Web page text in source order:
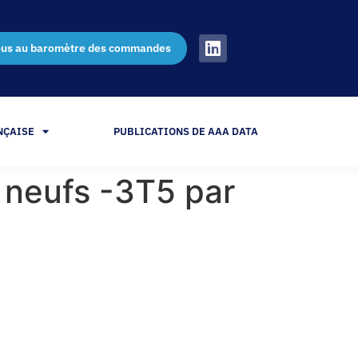
au baromètre des commandes
PUBLICATIONS DE AAA DATA
-3T5 par